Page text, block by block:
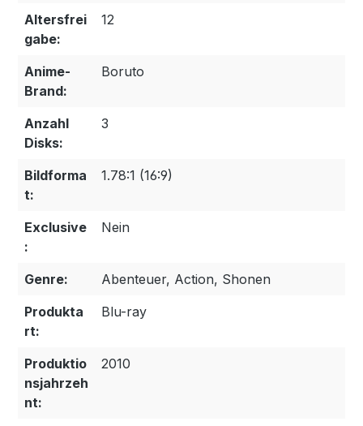
Altersfrei
gabe:
12
Anime-
Brand:
Boruto
Anzahl
Disks:
3
Bildforma
t:
1.78:1 (16:9)
Exclusive
:
Nein
Genre:
Abenteuer, Action, Shonen
Produkta
rt:
Blu-ray
Produktio
nsjahrzeh
nt:
2010